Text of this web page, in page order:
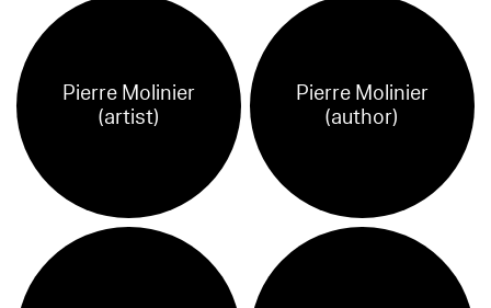
Pierre Molinier
(artist)
Pierre Molinier
(author)